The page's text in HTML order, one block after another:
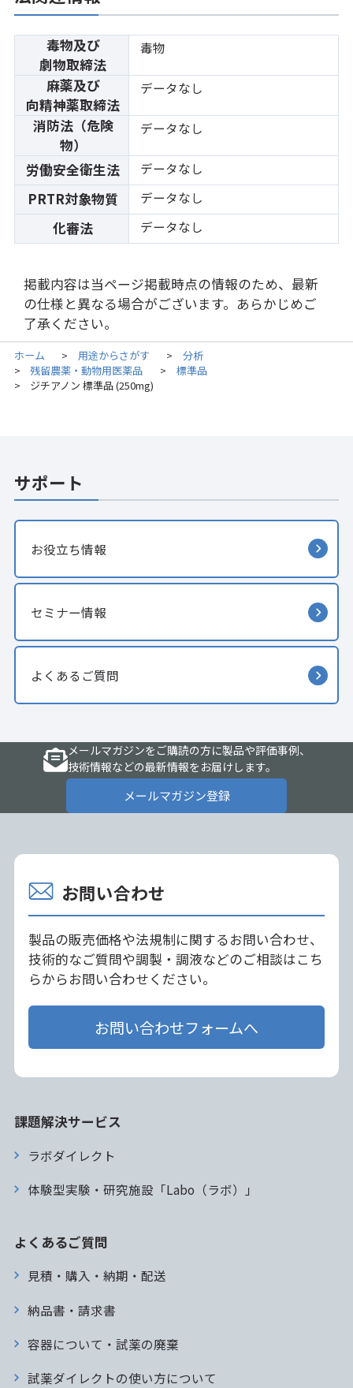
毒物及び
劇物取締法
毒物
麻薬及び
向精神薬取締法
データなし
消防法（危険
物）
データなし
労働安全衛生法 データなし
PRTR対象物質 データなし
化審法 データなし
掲載内容は当ページ掲載時点の情報のため、最新
の仕様と異なる場合がございます。あらかじめご
了承ください。
ホーム > 用途からさがす > 分析
> 残留農薬・動物用医薬品 > 標準品
> ジチアノン 標準品 (250mg)
サポート
お役立ち情報
セミナー情報
よくあるご質問
メールマガジンをご購読の方に製品や評価事例、
技術情報などの最新情報をお届けします。
メールマガジン登録
お問い合わせ
製品の販売価格や法規制に関するお問い合わせ、
技術的なご質問や調製・調液などのご相談はこち
らからお問い合わせください。
お問い合わせフォームへ
課題解決サービス
ラボダイレクト
体験型実験・研究施設「Labo（ラボ）」
よくあるご質問
見積・購入・納期・配送
納品書・請求書
容器について・試薬の廃棄
試薬ダイレクトの使い方について